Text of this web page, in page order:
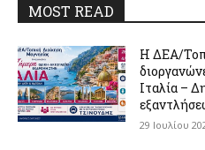
MOST READ
Η ΔΕΑ/
Ιταλία –
29 Ιουλίου